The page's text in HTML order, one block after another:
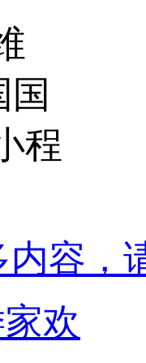
容，
欢